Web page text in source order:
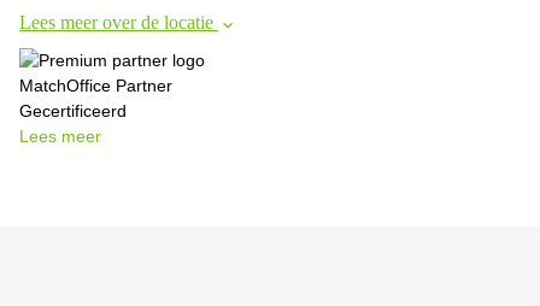
Lees meer over de locatie
MatchOffice Partner
Gecertificeerd
Lees meer